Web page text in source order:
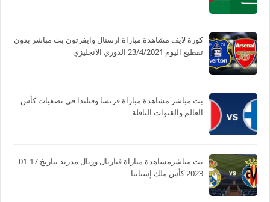
كورة لايف مشاهدة مباراة ارسنال وايفرتون بث مباشر بدون
تقطيع اليوم 23/4/2021 الدوري الانجليزي
بث مباشر مشاهدة مباراة فرنسا وفنلندا في تصفيات كأس
العالم والقنوات الناقلة
بث مباشرمشاهدة مباراة فياريال وريال مدريد بتاريخ 17-01-
2023 كأس ملك إسبانيا